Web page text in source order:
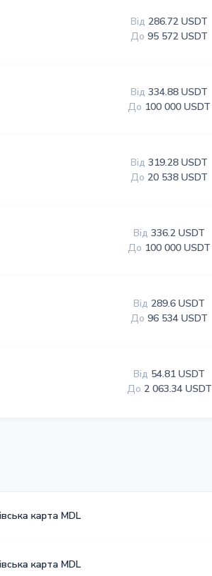
Від 286.72 USDT
До 95 572 USDT
Від 334.88 USDT
До 100 000 USDT
Від 319.28 USDT
До 20 538 USDT
Від 336.2 USDT
До 100 000 USDT
Від 289.6 USDT
До 96 534 USDT
Від 54.81 USDT
До 2 063.34 USDT
карта MDL
карта MDL